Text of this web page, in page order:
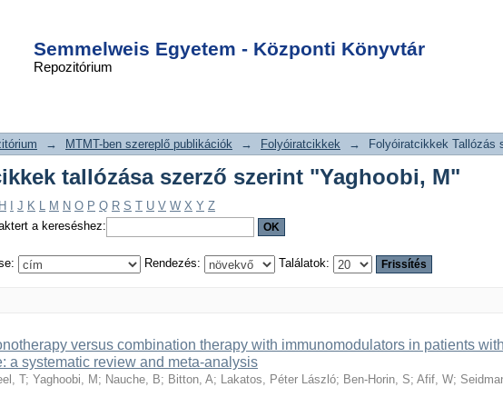
Semmelweis Egyetem - Központi Könyvtár
Repozitórium
tallózása szerző
M"
Repository
→ MTMT-ben szereplő publikációk → Folyóiratcikkek → Folyóiratcikkek Tallózás
tallózása szerző szerint "Yaghoobi, M"
H J K L M N O P Q R S T U V W X Y Z
a kereséshez:
Rendezés: Találatok:
versus combination therapy with immunomodulators in patients with
a systematic review and meta-analysis
T; Yaghoobi, M ; Nauche, B; Bitton, A; Lakatos, Péter László; Ben-Horin, S; Afif, W;